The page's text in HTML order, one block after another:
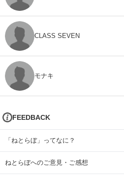
CLASS SEVEN
モナキ
FEEDBACK
「ねとらぼ」ってなに？
ねとらぼへのご意見・ご感想